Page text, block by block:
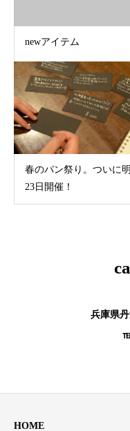
newアイテム
春のパン祭り。ついに
23日開催！
兵庫県
HOME